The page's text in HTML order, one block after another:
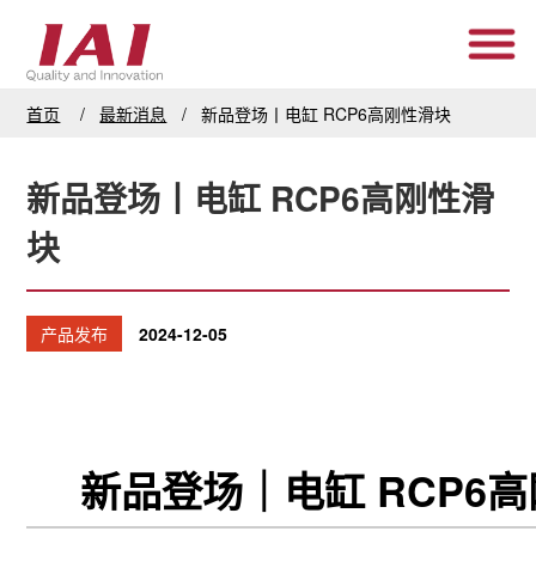
首页 最新消息 新品登场丨电缸 RCP6高刚性滑块
新品登场丨电缸 RCP6高刚性滑
块
产品发布 2024-12-05
新品登场｜电缸 RCP6